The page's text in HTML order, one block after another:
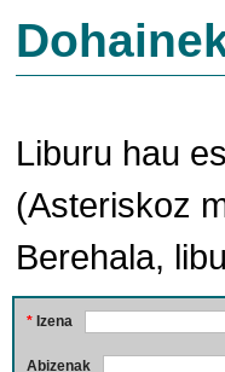
Liburu hau
(Asteriskoz
Berehala,
* Izena
Abizenak